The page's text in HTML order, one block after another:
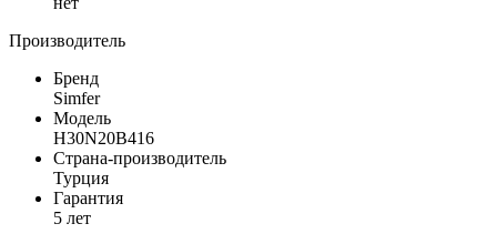
Производитель
Бренд
Simfer
Модель
H30N20B416
Страна-производитель
Турция
Гарантия
5 лет